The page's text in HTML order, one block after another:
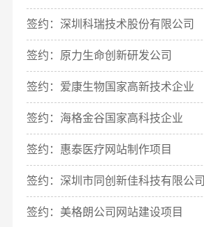
签约：深圳科瑞技术股份有限公司
签约：原力生命创新研发公司
签约：爱康生物国家高新技术企业
签约：海格金谷国家高科技企业
签约：惠泰医疗网站制作项目
签约：深圳市同创新佳科技有限公司
签约：美格朗公司网站建设项目